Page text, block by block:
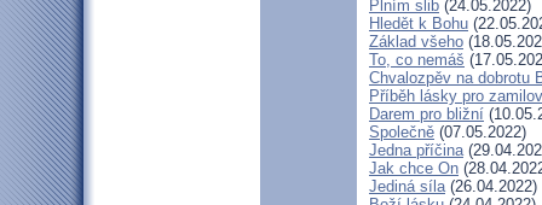
Plním slib (24.05.2022)
Hledět k Bohu
Základ všeho
To, co nemáš
Chvalozpěv na dobrotu
Příběh lásky pro
Darem pro bližní
Společně (07.05.2022)
Jedna příčina
Jak chce On
Jediná síla(26.04.2022)